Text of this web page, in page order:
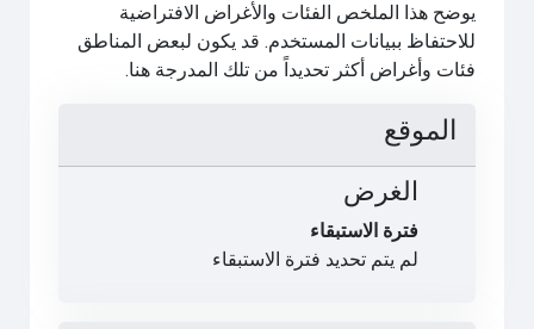
يوضح هذا الملخص الفئات والأغراض الافتراضية
للاحتفاظ ببيانات المستخدم. قد يكون لبعض المناطق
فئات وأغراض أكثر تحديداً من تلك المدرجة هنا.
الموقع
الغرض
فترة الاستبقاء
لم يتم تحديد فترة الاستبقاء